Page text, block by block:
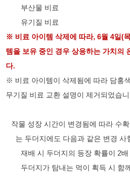
부산물 비료
유기질 비료
※ 비료 아이템 삭제에 따라, 6월 4일(
템을 보유 중인 경우 상응하는 가치의
다.
※ 비료 아이템이 삭제됨에 따라 담홍
무기질 비료 교환 설명이 제거되었습
작물 성장 시간이 변경됨에 따라 수
는 두더지에도 다음과 같은 변경 사
재배 시 두더지의 등장 확률이 2
두더지가 탐내는 먹이 획득 시 함